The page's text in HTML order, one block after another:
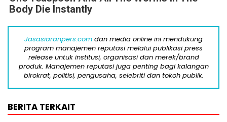
Body Die Instantly
Jasasiaranpers.com dan media online ini mendukung
program manajemen reputasi melalui publikasi press
release untuk institusi, organisasi dan merek/brand
produk. Manajemen reputasi juga penting bagi kalangan
birokrat, politisi, pengusaha, selebriti dan tokoh publik.
BERITA TERKAIT